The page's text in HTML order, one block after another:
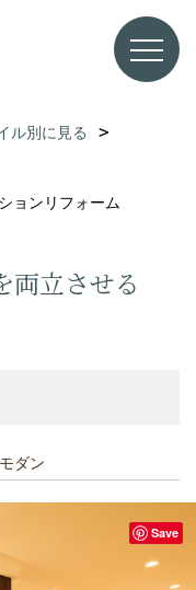
ル別に見る
ョンリフォーム
両立させる
ダン
Save